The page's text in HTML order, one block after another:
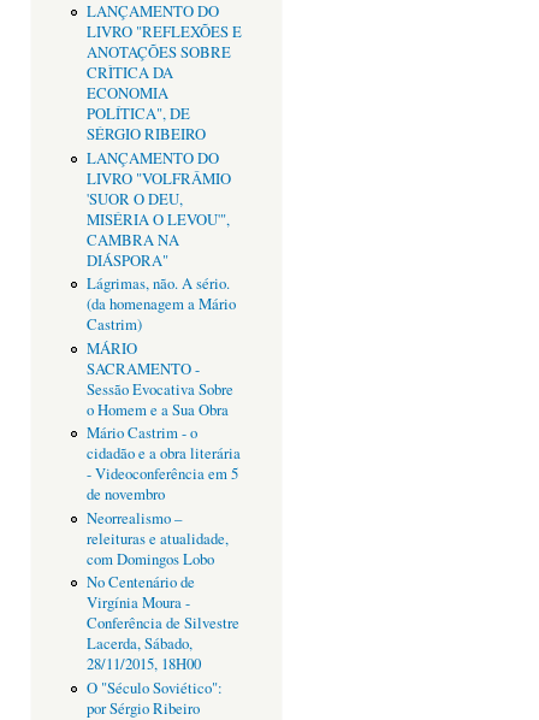
LANÇAMENTO DO
LIVRO "REFLEXÕES E
ANOTAÇÕES SOBRE
CRÌTICA DA
ECONOMIA
POLÍTICA", DE
SÉRGIO RIBEIRO
LANÇAMENTO DO
LIVRO "VOLFRÂMIO
'SUOR O DEU,
MISÉRIA O LEVOU'",
CAMBRA NA
DIÁSPORA"
Lágrimas, não. A sério.
(da homenagem a Mário
Castrim)
MÁRIO
SACRAMENTO -
Sessão Evocativa Sobre
o Homem e a Sua Obra
Mário Castrim - o
cidadão e a obra literária
- Videoconferência em 5
de novembro
Neorrealismo –
releituras e atualidade,
com Domingos Lobo
No Centenário de
Virgínia Moura -
Conferência de Silvestre
Lacerda, Sábado,
28/11/2015, 18H00
O "Século Soviético":
por Sérgio Ribeiro